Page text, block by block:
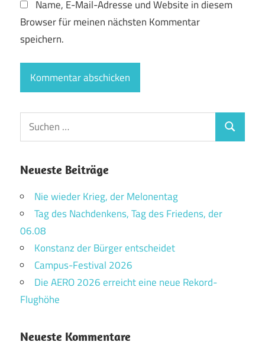
Name, E-Mail-Adresse und Website in diesem
Browser für meinen nächsten Kommentar
speichern.
Suchen
nach:
Suchen
Neueste Beiträge
Nie wieder Krieg, der Melonentag
Tag des Nachdenkens, Tag des Friedens, der
06.08
Konstanz der Bürger entscheidet
Campus-Festival 2026
Die AERO 2026 erreicht eine neue Rekord-
Flughöhe
Neueste Kommentare